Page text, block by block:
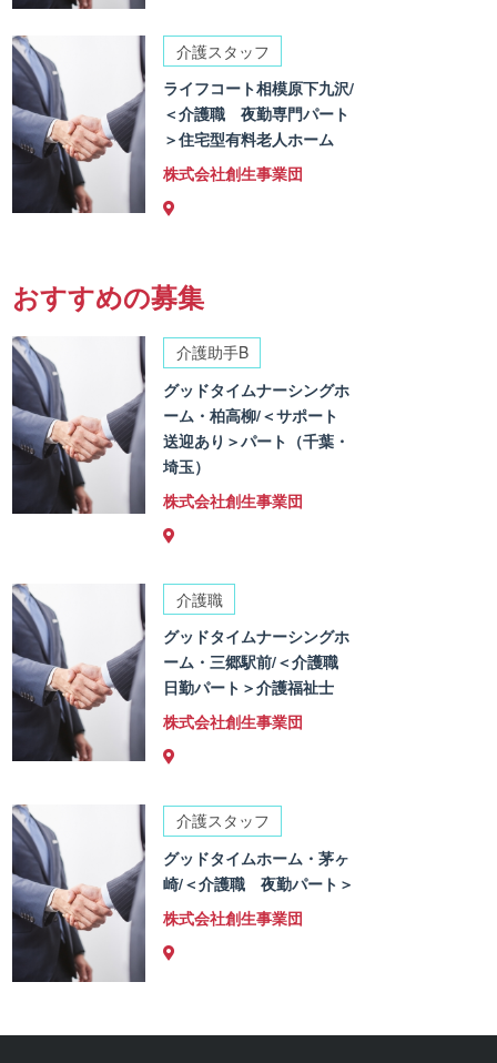
介護スタッフ
ライフコート相模原下九沢/
＜介護職 夜勤専門パート
＞住宅型有料老人ホーム
株式会社創生事業団
おすすめの募集
介護助手B
グッドタイムナーシングホ
ーム・柏高柳/＜サポート
送迎あり＞パート（千葉・
埼玉）
株式会社創生事業団
介護職
グッドタイムナーシングホ
ーム・三郷駅前/＜介護職
日勤パート＞介護福祉士
株式会社創生事業団
介護スタッフ
グッドタイムホーム・茅ヶ
崎/＜介護職 夜勤パート＞
株式会社創生事業団